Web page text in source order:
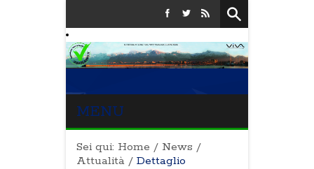
MENU
Sei qui: Home / News /
Attualità / Dettaglio